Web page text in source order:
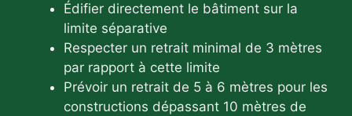
Édifier directement le bâtiment sur la
limite séparative
Respecter un retrait minimal de 3 mètres
par rapport à cette limite
Prévoir un retrait de 5 à 6 mètres pour les
constructions dépassant 10 mètres de